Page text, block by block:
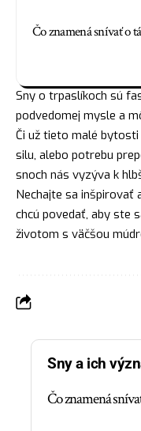
Čo znamená snívať o
Sny o trpaslíkoch sú
podvedomej mysle a
Či už tieto malé
silu, alebo potrebu
snoch nás vyzýva k
Nechajte sa inšpirovať
chcú povedať, aby ste
životom s väčšou
Sny a ich
Čo znamená